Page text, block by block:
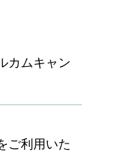
カムキャン
ご利用いた